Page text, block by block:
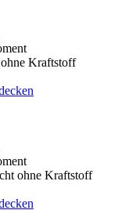
Kraftstoff
ohne Kraftstoff